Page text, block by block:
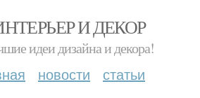
И ДЕКОР
идеи дизайна и декора!
новости статьи